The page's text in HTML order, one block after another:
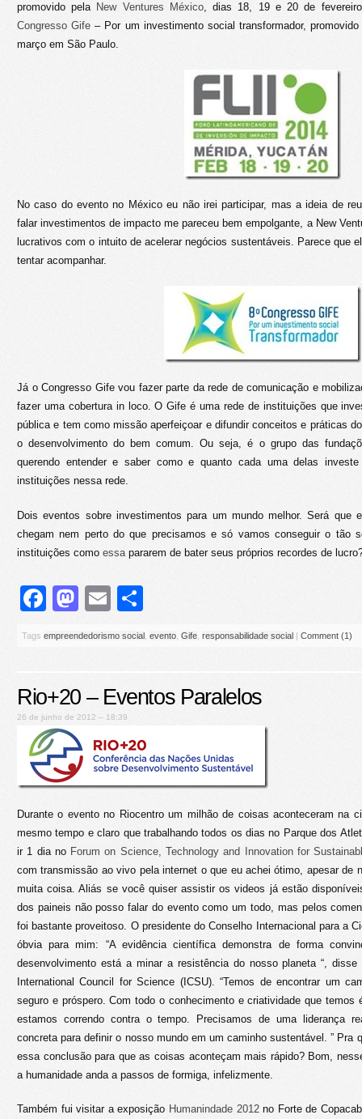
promovido pela New Ventures México, dias 18, 19 e 20 de
Congresso Gife – Por um investimento social transformador,
março em São Paulo.
No caso do evento no México eu não irei participar, mas a ideia de
falar investimentos de impacto me pareceu bem empolgante, a New
lucrativos com o intuito de acelerar negócios sustentáveis. Parece que
tentar acompanhar.
Já o Congresso Gife vou fazer parte da rede de comunicação e
fazer uma cobertura in loco. O Gife é uma rede de instituições que
pública e tem como missão aperfeiçoar e difundir conceitos e práticas
o desenvolvimento do bem comum. Ou seja, é o grupo das
querendo entender e saber como e quanto cada uma delas
instituições nessa rede.
Dois eventos sobre investimentos para um mundo melhor. Será que
chegam nem perto do que precisamos e só vamos conseguir o tão
instituições como essa pararem de bater seus próprios recordes de
Facebook
Mastodon
Email
Tags empreendedorismo social evento Gife responsabilidade social | Comment (1)
Rio+20 – Eventos Paralelos
26 de junho de 2012 – 18:39
Durante o evento no Riocentro um milhão de coisas aconteceram na
mesmo tempo e claro que trabalhando todos os dias no Parque dos
ir 1 dia no Forum on Science, Technology and Innovation for
com transmissão ao vivo pela internet o que eu achei ótimo, apesar de
muita coisa. Aliás se você quiser assistir os videos já estão
dos paineis não posso falar do evento como um todo, mas pelos
foi bastante proveitoso. O presidente do Conselho Internacional para a
óbvia para mim: “A evidência científica demonstra de forma
desenvolvimento está a minar a resistência do nosso planeta “, disse
International Council for Science (ICSU). “Temos de encontrar um
seguro e próspero. Com todo o conhecimento e criatividade que temos
estamos correndo contra o tempo. Precisamos de uma liderança
concreta para definir o nosso mundo em um caminho sustentável. ” Pra
essa conclusão para que as coisas aconteçam mais rápido? Bom,
a humanidade anda a passos de formiga, infelizmente.
Também fui visitar a exposição Humanindade 2012no Forte de